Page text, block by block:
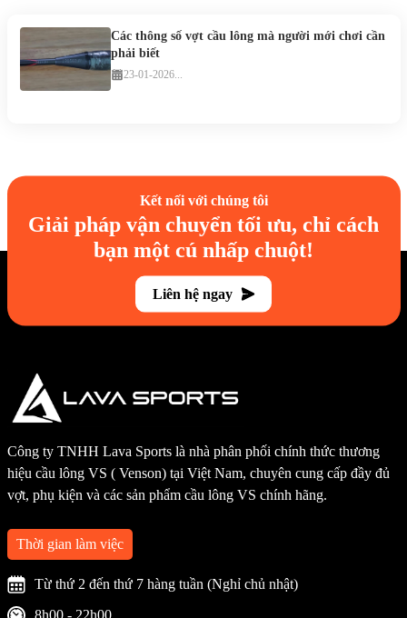
Các thông số vợt cầu lông mà người mới chơi cần
phải biết
23-01-2026...
Kết nối với chúng tôi
Giải pháp vận chuyển tối ưu, chỉ cách
bạn một cú nhấp chuột!
Liên hệ ngay
Công ty TNHH Lava Sports là nhà phân phối chính thức thương
hiệu cầu lông VS ( Venson) tại Việt Nam, chuyên cung cấp đầy đủ
vợt, phụ kiện và các sản phẩm cầu lông VS chính hãng.
Thời gian làm việc
Từ thứ 2 đến thứ 7 hàng tuần (Nghỉ chủ nhật)